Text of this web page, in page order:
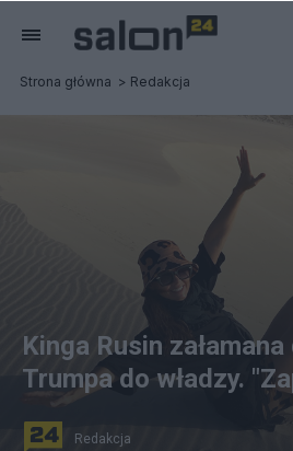
Strona główna Redakcja
Kinga Rusin
Trumpa do władzy.
Redakcja